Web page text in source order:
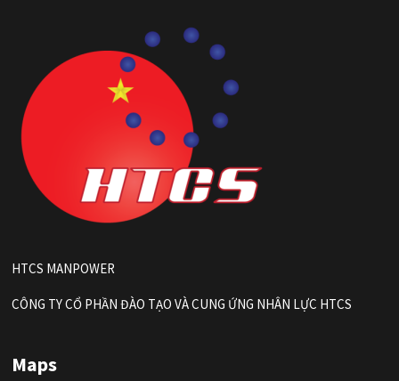
HTCS MANPOWER
CÔNG TY CỔ PHẦN ĐÀO TẠO VÀ CUNG ỨNG NHÂN LỰC HTCS
Maps